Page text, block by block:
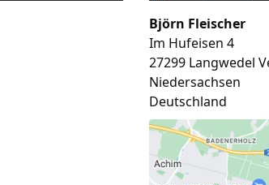
Björn Fleischer
Im Hufeisen 4
27299 Langwedel
Niedersachsen
Deutschland